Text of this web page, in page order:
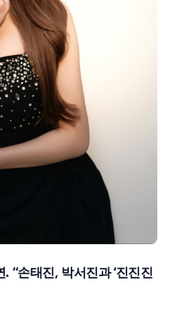
“손태진, 박서진과 ‘진진진